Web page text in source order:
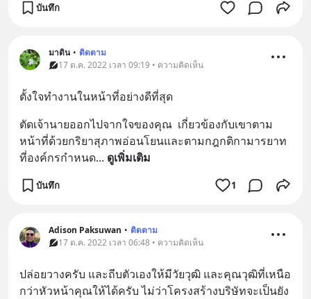
บันทึก
มาดิน • ติดตาม
17 ต.ค. 2022 เวลา 09:19 • ความคิดเห็น
ตั้งใจทำงานในหน้าที่อย่างดีที่สุด
ตัดเจ้านายออกไปจากใจของคุณ  เกี่ยวข้องกับเขาตาม
หน้าที่ด้วยกริยาสุภาพอ่อนโยนและตามกฎกติกามารยาท
ที่องค์กรกำหนด... ดูเพิ่มเติม
บันทึก 1
Adison Paksuwan • ติดตาม
17 ต.ค. 2022 เวลา 06:48 • ความคิดเห็น
ปล่อยวางครับ และถีบตัวเองให้มีวัยวุฒิ และคุณวุฒิที่เหนือ
กว่าหัวหน้าคุณให้ได้ครับ ไม่ว่าโครงสร้างบริษัทจะเป็นยัง